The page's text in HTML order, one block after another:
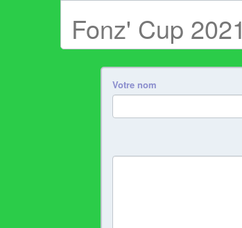
Fonz' Cup 2021
Votre nom